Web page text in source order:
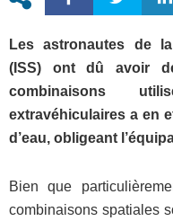
Les astronautes de
(ISS) ont dû avoir
combinaisons
extravéhiculaires a en
d’eau, obligeant
Bien que
combinaisons spatiales